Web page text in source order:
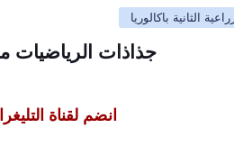
الثانية باكالوريا
جذاذات الرياضيات
انضم لقناة